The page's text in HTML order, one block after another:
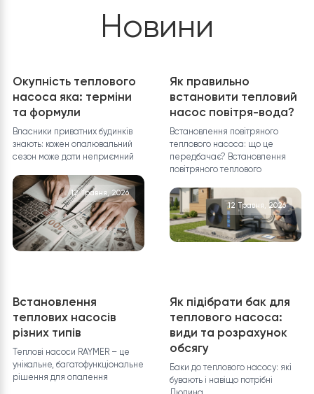
Потрібна допомога із
вибором?
Яка буде вартість теплового насоса? Кінцева
вартість може бути розрахована враховуючи
багато параметрів. Після заповнення необхідної
інформації та натискання кнопки “ВІДПРАВИТИ
ДАНІ”, ми обробимо ваші дані і надамо вам
детальну специфікацію з повним переліком
обладнання, включаючи докладні
ЗАЛИШИТИ ЗАЯВКУ